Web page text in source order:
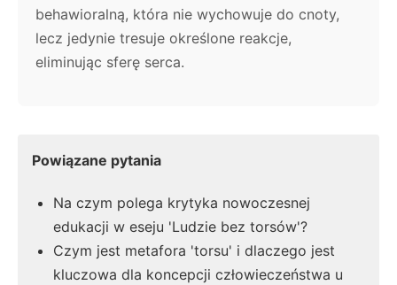
behawioralną, która nie wychowuje do cnoty,
lecz jedynie tresuje określone reakcje,
eliminując sferę serca.
Powiązane pytania
Na czym polega krytyka nowoczesnej
edukacji w eseju 'Ludzie bez torsów'?
Czym jest metafora 'torsu' i dlaczego jest
kluczowa dla koncepcji człowieczeństwa u